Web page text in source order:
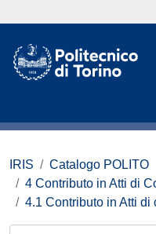
IRIS
Catalogo POLITO
4 Contributo in Atti di
4.1 Contributo in Atti di